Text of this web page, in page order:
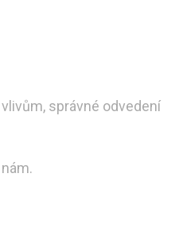
správné odvedení